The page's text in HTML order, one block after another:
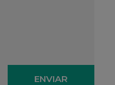
ENVIAR